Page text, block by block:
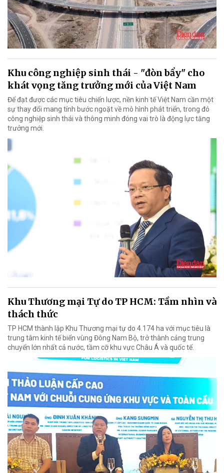
Khu công nghiệp sinh thái - "đòn bẩy" cho
khát vọng tăng trưởng mới của Việt Nam
Để đạt được các mục tiêu chiến lược, nền kinh tế Việt Nam cần một
sự thay đổi mang tính bước ngoặt về mô hình phát triển, trong đó
công nghiệp sinh thái và thông minh đóng vai trò là động lực tăng
trưởng mới.
Khu Thương mại Tự do TP HCM: Tầm nhìn và
thách thức
TP HCM thành lập Khu Thương mại tự do 4.174 ha với mục tiêu là
trung tâm kinh tế biển vùng Đông Nam Bộ, trở thành cảng trung
chuyển lớn nhất cả nước, tầm cỡ khu vực Châu Á và quốc tế.